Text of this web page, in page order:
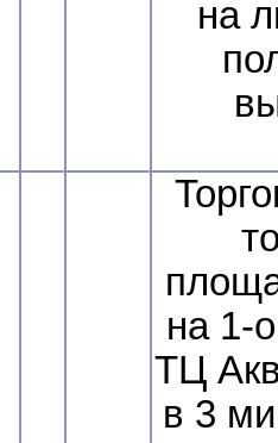
на
на 1-
ТЦ
в 3